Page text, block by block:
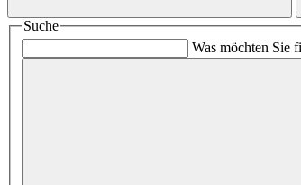
Suche
Was möchten Sie